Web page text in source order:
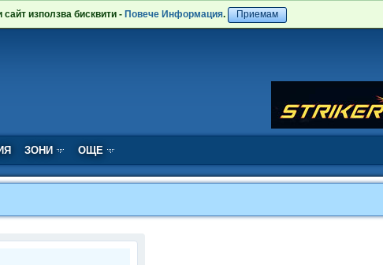
сайт използва бисквити - Повече Информация. Приемам
ЗОНИ ОЩЕ